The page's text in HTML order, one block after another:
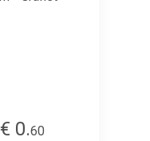
€ 0.60